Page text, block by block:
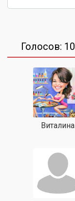
Голосов: 10
Виталина